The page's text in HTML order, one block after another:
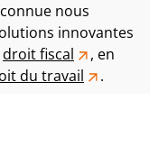
nous
innovantes
droit fiscal
, en
du travail .